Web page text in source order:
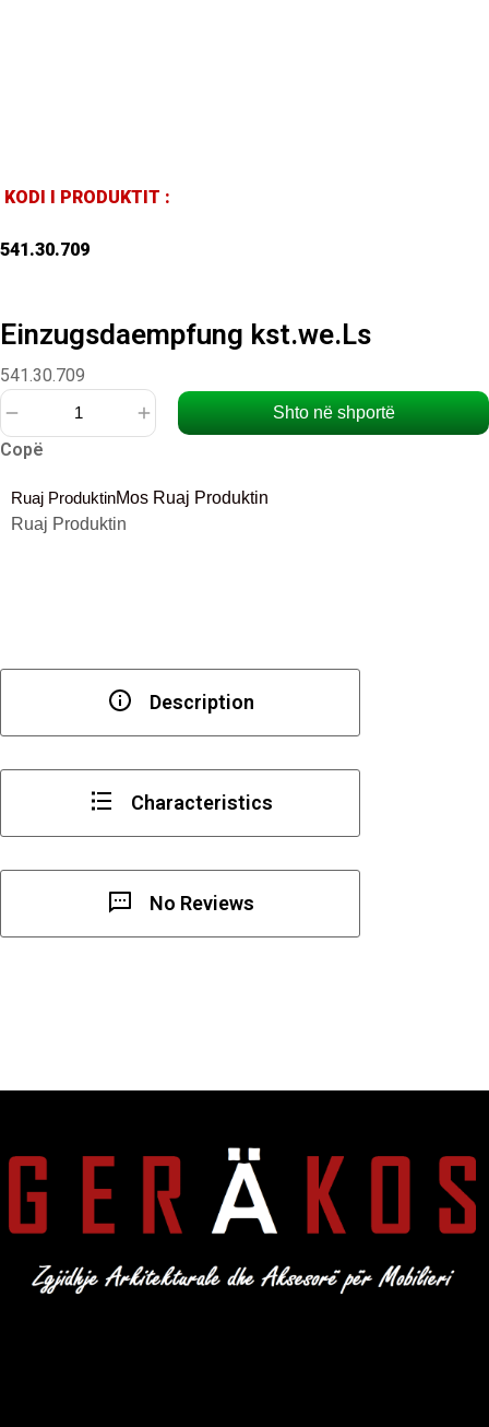
KODI I PRODUKTIT :
541.30.709
Einzugsdaempfung kst.we.Ls
541.30.709
Einzugsdaempfung
Shto në shportë
Copë
Ruaj ProduktinMos Ruaj Produktin
Ruaj Produktin
Description
Characteristics
No Reviews